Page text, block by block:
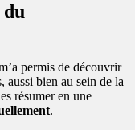
permis de découvrir
aussi bien au sein de la
résumer en une
.